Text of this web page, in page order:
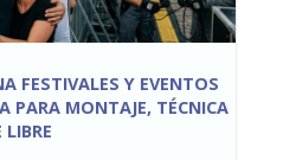
FESTIVALES Y EVENTOS
PARA MONTAJE, TÉCNICA